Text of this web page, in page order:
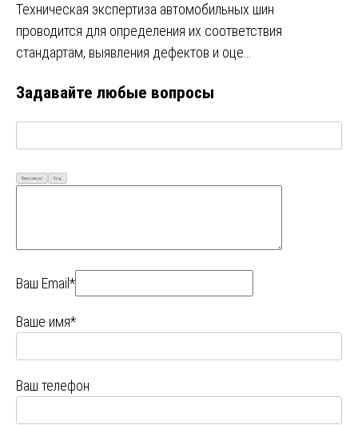
Техническая экспертиза автомобильных шин
проводится для определения их соответствия
стандартам, выявления дефектов и оце…
Задавайте любые вопросы
Визуально Код
Ваш Email*
Ваше имя*
Ваш телефон